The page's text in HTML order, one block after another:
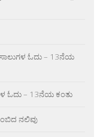
ಓದು – 13ನೆಯ
ಓದು – 13ನೆಯ ಕಂತು
ನಲಿವು